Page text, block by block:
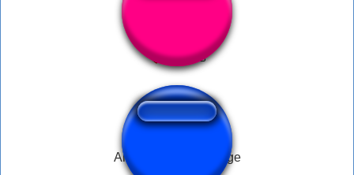
Трубоёб виталс
Android be like george